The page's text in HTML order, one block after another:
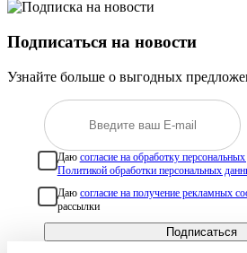
Подписаться на новости
Узнайте больше о выгодных
Даю согласие на обработку
Политикой обработки персональных
Даю согласие на получение рекламных
рассылки
Подписаться